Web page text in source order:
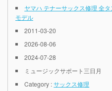
ヤマハ テナーサックス修理 全
モデル
2011-03-20
2026-08-06
2024-07-28
ミュージックサポート三日月
Category :サックス修理